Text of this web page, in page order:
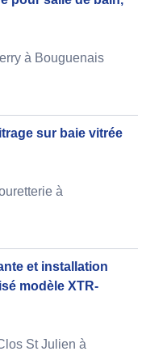
à Bouguenais
sur baie vitrée
à
et installation
modèle XTR-
St Julien à